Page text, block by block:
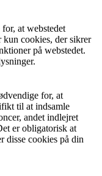
at webstedet
cookies, der sikrer
på webstedet.
for, at
til at indsamle
andet indlejret
er obligatorisk at
disse cookies på din